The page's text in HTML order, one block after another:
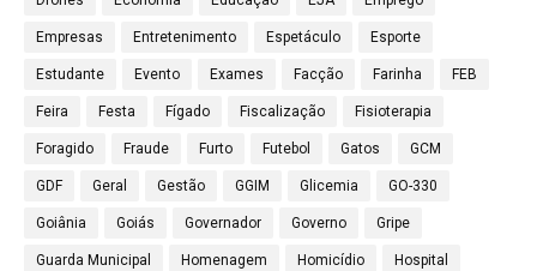
Empresas Entretenimento Espetáculo Esporte
Estudante Evento Exames Facção Farinha FEB
Feira Festa Fígado Fiscalização Fisioterapia
Foragido Fraude Furto Futebol Gatos GCM
GDF Geral Gestão GGIM Glicemia GO-330
Goiânia Goiás Governador Governo Gripe
Guarda Municipal Homenagem Homicídio Hospital